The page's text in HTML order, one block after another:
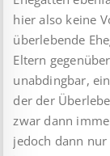
hier also keine
überlebende
Eltern
unabdingbar,
der der
zwar dann
jedoch dann